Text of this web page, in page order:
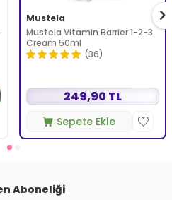
Mustela
Mustela Vitamin Barrier 1-2-3
Cream 50ml
(36)
249,90 TL
Sepete Ekle
Aboneliği